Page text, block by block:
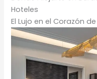
Hoteles
El Lujo en el Corazón